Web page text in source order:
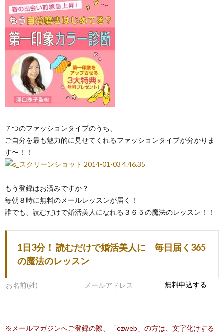
７つのファッションタイプのうち、
ご自分を最も魅力的に見せてくれるファッションタイプが分かりま
す〜！！
もう登録はお済みですか？
毎朝８時に無料のメールレッスンが届く！
誰でも、読むだけで婚活美人になれる３６５の魔法のレッスン！！
1日3分！ 読むだけで婚活美人に 毎日届く365
の魔法のレッスン
※メールマガジンへご登録の際、「ezweb」の方は、文字化けする